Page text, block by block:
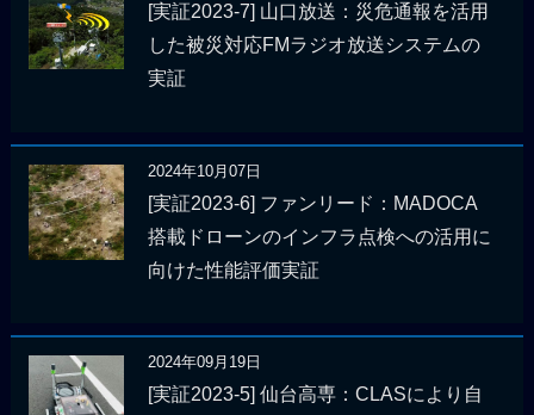
[実証2023-7] 山口放送：災危通報を活用
した被災対応FMラジオ放送システムの
実証
2024年10月07日
[実証2023-6] ファンリード：MADOCA
搭載ドローンのインフラ点検への活用に
向けた性能評価実証
2024年09月19日
[実証2023-5] 仙台高専：CLASにより自